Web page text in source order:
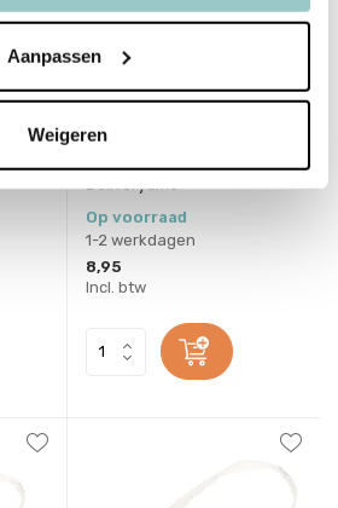
Aanpassen
Weigeren
Little Dutch
Set Tuingereedschap Forest
Deliverytime
Op voorraad
1-2 werkdagen
8,95
Incl. btw